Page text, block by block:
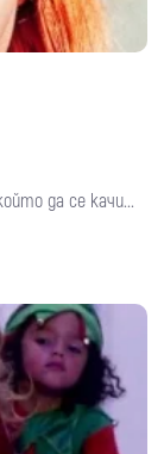
да се качи...